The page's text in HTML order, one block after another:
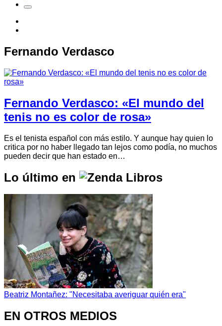
Fernando Verdasco
Fernando Verdasco: «El mundo del
tenis no es color de rosa»
Es el tenista español con más estilo. Y aunque hay quien lo
critica por no haber llegado tan lejos como podía, no muchos
pueden decir que han estado en…
Lo último en
Beatriz Montañez: "Necesitaba averiguar quién era"
EN OTROS MEDIOS